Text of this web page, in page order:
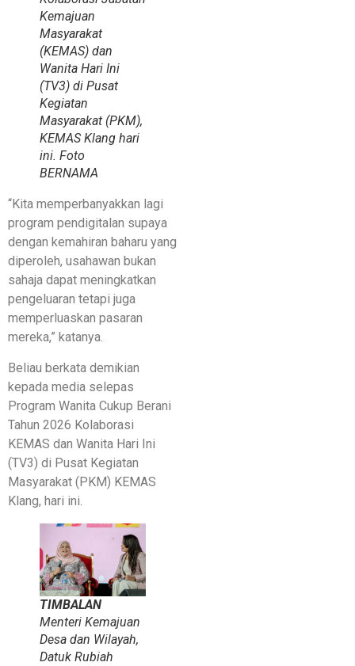
Kemajuan
Masyarakat
(KEMAS) dan
Wanita Hari Ini
(TV3) di Pusat
Kegiatan
Masyarakat (PKM),
KEMAS Klang hari
ini. Foto
BERNAMA
“Kita memperbanyakkan lagi
program pendigitalan supaya
dengan kemahiran baharu yang
diperoleh, usahawan bukan
sahaja dapat meningkatkan
pengeluaran tetapi juga
memperluaskan pasaran
mereka,” katanya.
Beliau berkata demikian
kepada media selepas
Program Wanita Cukup Berani
Tahun 2026 Kolaborasi
KEMAS dan Wanita Hari Ini
(TV3) di Pusat Kegiatan
Masyarakat (PKM) KEMAS
Klang, hari ini.
TIMBALAN
Menteri Kemajuan
Desa dan Wilayah,
Datuk Rubiah